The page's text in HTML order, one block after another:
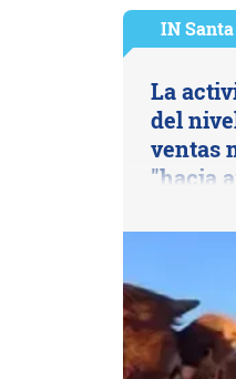
IN Santa
La
del
ventas
"hacia